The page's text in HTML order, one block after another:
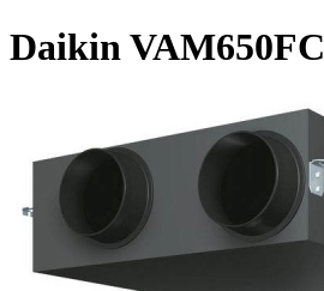
Daikin VAM650FC